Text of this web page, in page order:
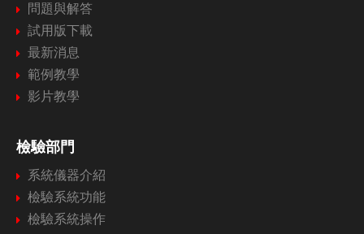
問題與解答
試用版下載
最新消息
範例教學
影片教學
檢驗部門
系統儀器介紹
檢驗系統功能
檢驗系統操作